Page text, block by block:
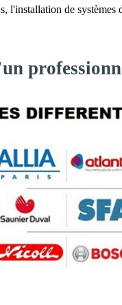
l'installation de